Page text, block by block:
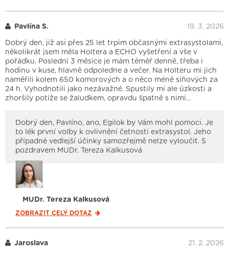
Pavlína S. 19. 3. 2026
Dobrý den, již asi přes 25 let trpím občasnými extrasystolami,
několikrát jsem měla Holtera a ECHO vyšetření a vše v
pořádku. Poslední 3 měsíce je mám téměř denně, třeba i
hodinu v kuse, hlavně odpoledne a večer. Na Holteru mi jich
naměřili kolem 650 komorových a o něco méně síňových za
24 h. Vyhodnotili jako nezávažné. Spustily mi ale úzkosti a
zhoršily potíže se žaludkem, opravdu špatně s nimi…
Dobrý den, Pavlíno, ano, Egilok by Vám mohl pomoci. Je
to lék první volby k ovlivnění četnosti extrasystol. Jeho
případné vedlejší účinky samozřejmě nelze vyloučit. S
pozdravem MUDr. Tereza Kalkusová
MUDr. Tereza Kalkusová
ZOBRAZIT CELÝ DOTAZ
Jaroslava 21. 2. 2026